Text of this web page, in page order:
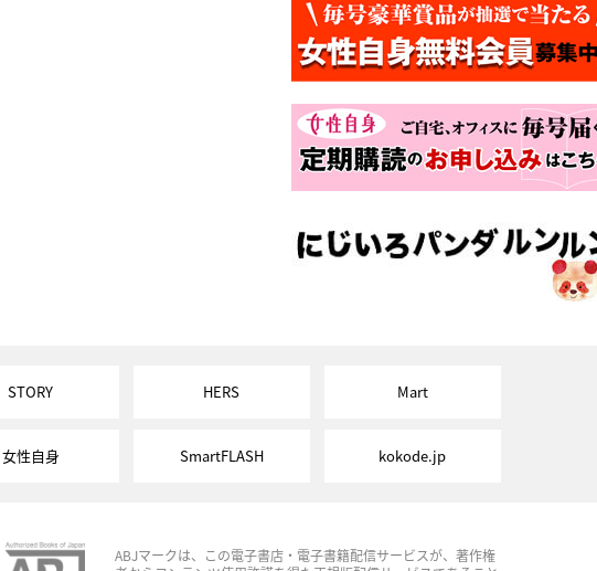
STORY HERS Mart
女性自身 SmartFLASH kokode.jp
ABJマークは、この電子書店・電子書籍配信サービスが、著作権